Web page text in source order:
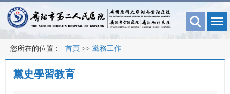
您所在的位置： 首頁 >> 黨務工作
黨史學習教育